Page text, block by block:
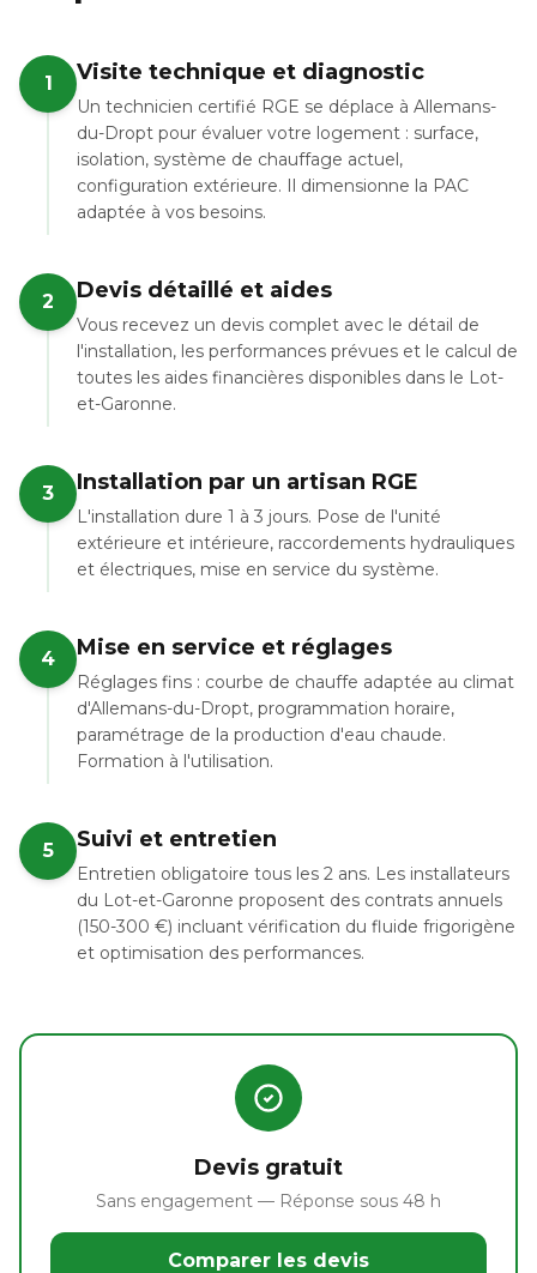
1 Visite technique et diagnostic
Un technicien certifié RGE se déplace à Allemans-
du-Dropt pour évaluer votre logement : surface,
isolation, système de chauffage actuel,
configuration extérieure. Il dimensionne la PAC
adaptée à vos besoins.
2 Devis détaillé et aides
Vous recevez un devis complet avec le détail de
l'installation, les performances prévues et le calcul de
toutes les aides financières disponibles dans le Lot-
et-Garonne.
3 Installation par un artisan RGE
L'installation dure 1 à 3 jours. Pose de l'unité
extérieure et intérieure, raccordements hydrauliques
et électriques, mise en service du système.
4 Mise en service et réglages
Réglages fins : courbe de chauffe adaptée au climat
d'Allemans-du-Dropt, programmation horaire,
paramétrage de la production d'eau chaude.
Formation à l'utilisation.
5 Suivi et entretien
Entretien obligatoire tous les 2 ans. Les installateurs
du Lot-et-Garonne proposent des contrats annuels
(150-300 €) incluant vérification du fluide frigorigène
et optimisation des performances.
Devis gratuit
Sans engagement — Réponse sous 48 h
Comparer les devis